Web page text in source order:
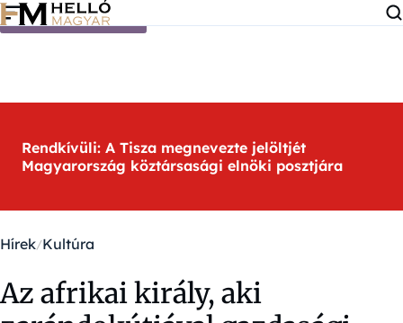
Ugrás a tartalomra
Rendkívüli: A Tisza megnevezte jelöltjét
Magyarország köztársasági elnöki posztjára
Hírek Kultúra
Az afrikai király, aki